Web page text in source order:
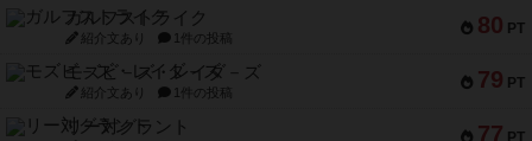
80 PT
ガルフストライク
紹介文あり 1件の投稿
79 PT
モズビ－ズ・レイダ－ズ
紹介文あり 1件の投稿
77 PT
リー対グラント